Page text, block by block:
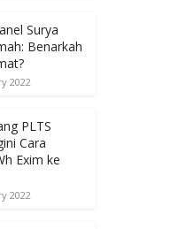
Surya
Benarkah
2022
PLTS
Cara
Exim ke
2022